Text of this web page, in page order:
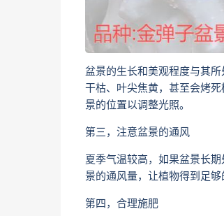
盆景的生长和美观程度与其
干枯、叶尖焦黄，甚至会烤
景的位置以调整光照。
第三，注意盆景的通风
夏季气温较高，如果盆景长
景的通风量，让植物得到足够
第四，合理施肥